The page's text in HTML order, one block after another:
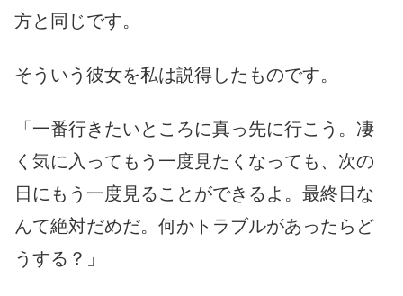
方と同じです。
そういう彼女を私は説得したものです。
「一番行きたいところに真っ先に行こう。凄
く気に入ってもう一度見たくなっても、次の
日にもう一度見ることができるよ。最終日な
んて絶対だめだ。何かトラブルがあったらど
うする？」